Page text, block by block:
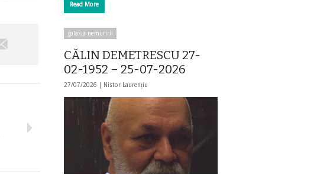
Read More
galaxia nemuririi
CĂLIN DEMETRESCU 27-
02-1952 – 25-07-2026
27/07/2026 | Nistor Laurențiu